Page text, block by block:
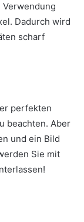
Dadurch wird
scharf
perfekten
beachten. Aber
und ein Bild
Sie mit